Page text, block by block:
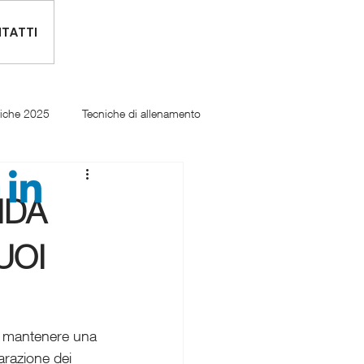
2025 Tecniche di allenamento
una
dei